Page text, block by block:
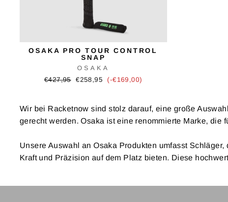
OSAKA PRO TOUR CONTROL
SNAP
OSAKA
Ursprünglicher
€427,95 Verkaufspreis
€258,95 (-€169,00)
Wir bei Racketnow sind stolz darauf, eine große
gerecht werden. Osaka ist eine renommierte Marke,
Unsere Auswahl an Osaka Produkten umfasst
Kraft und Präzision auf dem Platz bieten. Diese